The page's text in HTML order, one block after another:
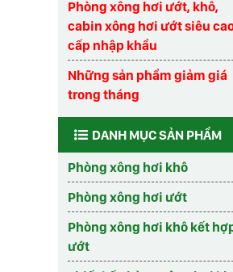
Phòng xông hơi ướt, khô,
cabin xông hơi ướt siêu
cấp nhập khẩu
Những sản phẩm giảm giá
trong tháng
DANH MỤC SẢN PHẨM
Phòng xông hơi khô
Phòng xông hơi ướt
Phòng xông hơi khô kết
ướt